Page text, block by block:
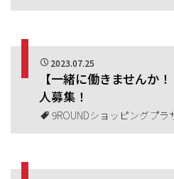
2023.07.25
【一緒に働きませんか
人募集！
9ROUNDショッピングプラ